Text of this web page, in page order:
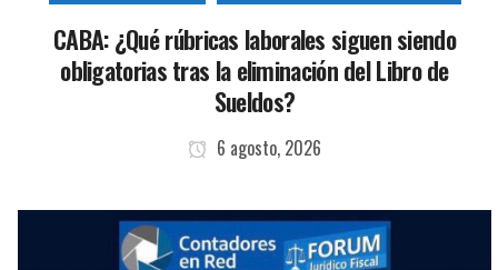
CABA: ¿Qué rúbricas laborales siguen siendo
obligatorias tras la eliminación del Libro de
Sueldos?
6 agosto, 2026